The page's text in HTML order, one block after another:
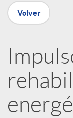
p
a
r
Volver